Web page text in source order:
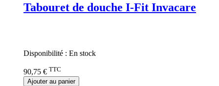
Tabouret de douche I-Fit Invacare
Disponibilité : En stock
90,75 € TTC
Ajouter au panier